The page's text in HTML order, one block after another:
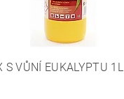
S VŮNÍ EUKALYPTU 1L